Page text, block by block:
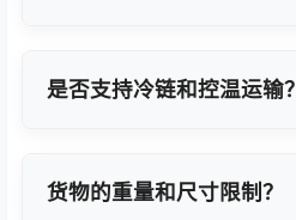
是否支持冷链和控温运输？
货物的重量和尺寸限制？